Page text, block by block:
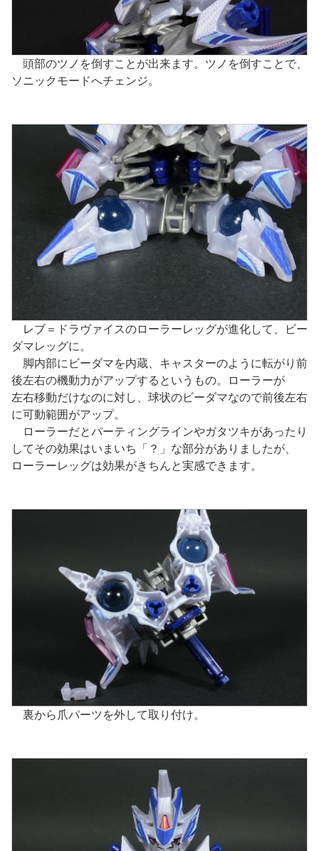
頭部のツノを倒すことが出来ます。ツノを倒すことで、
ソニックモードへチェンジ。
レブ＝ドラヴァイスのローラーレッグが進化して、ビー
ダマレッグに。
脚内部にビーダマを内蔵、キャスターのように転がり前
後左右の機動力がアップするというもの。ローラーが
左右移動だけなのに対し、球状のビーダマなので前後左右
に可動範囲がアップ。
ローラーだとパーティングラインやガタツキがあったり
してその効果はいまいち「？」な部分がありましたが、
ローラーレッグは効果がきちんと実感できます。
裏から爪パーツを外して取り付け。